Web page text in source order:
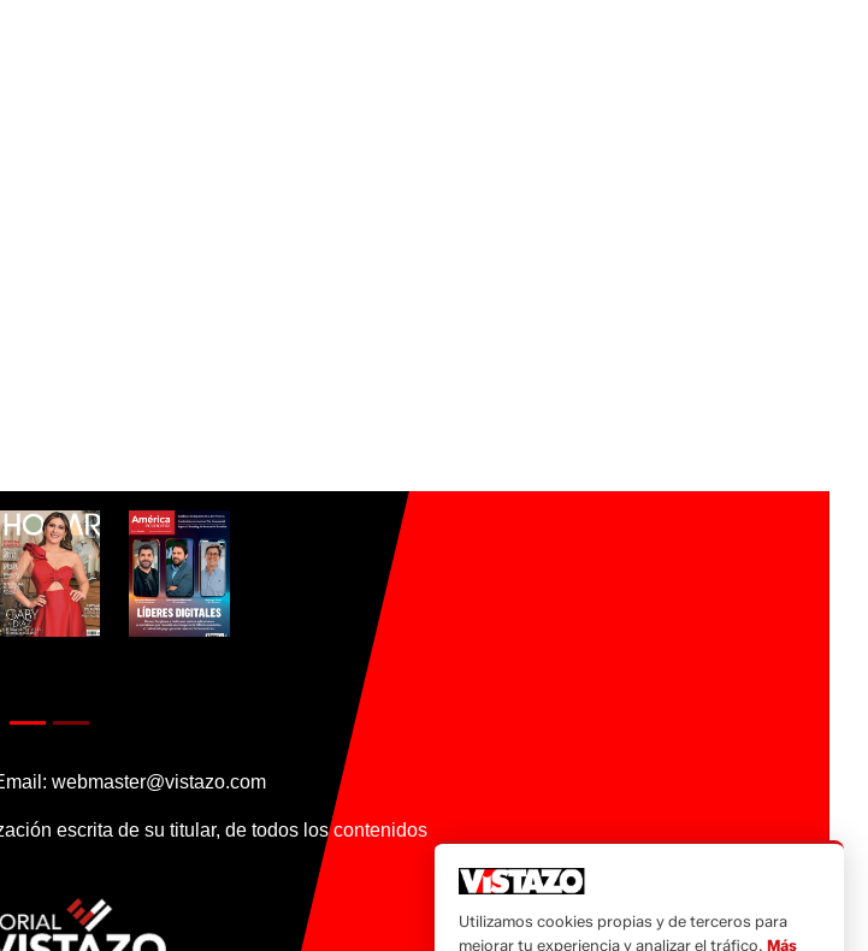
webmaster@vistazo.com
escrita de su titular, de todos los contenidos
Utilizamos cookies propias y de terceros para
mejorar tu experiencia y analizar el tráfico. Más